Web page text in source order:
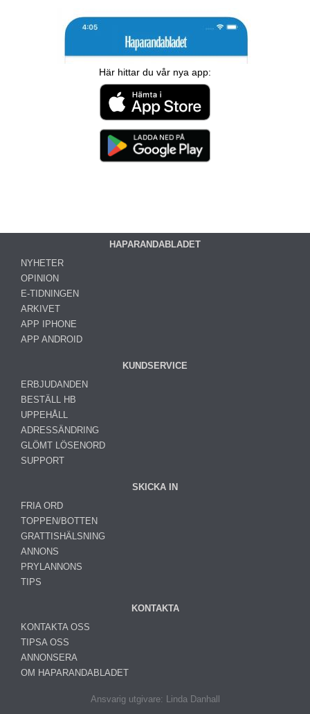
Här hittar du vår nya app:
HAPARANDABLADET
NYHETER
OPINION
E-TIDNINGEN
ARKIVET
APP IPHONE
APP ANDROID
KUNDSERVICE
ERBJUDANDEN
BESTÄLL HB
UPPEHÅLL
ADRESSÄNDRING
GLÖMT LÖSENORD
SUPPORT
SKICKA IN
FRIA ORD
TOPPEN/BOTTEN
GRATTISHÄLSNING
ANNONS
PRYLANNONS
TIPS
KONTAKTA
KONTAKTA OSS
TIPSA OSS
ANNONSERA
OM HAPARANDABLADET
Ansvarig utgivare: Linda Danhall